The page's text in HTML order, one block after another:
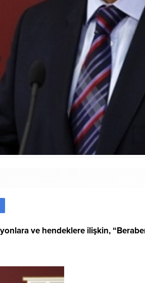
ve hendeklere ilişkin,